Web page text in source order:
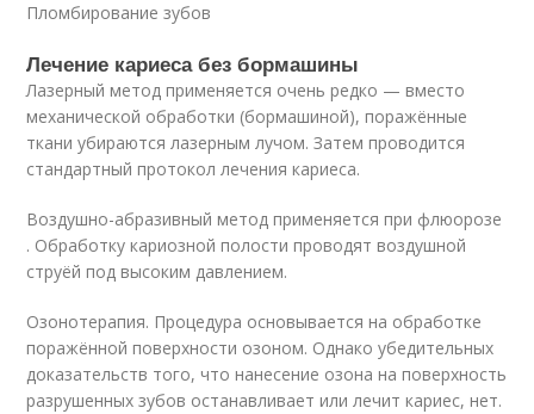
Пломбирование зубов
Лечение кариеса без бормашины
Лазерный метод применяется очень редко — вместо
механической обработки (бормашиной), поражённые
ткани убираются лазерным лучом. Затем проводится
стандартный протокол лечения кариеса.
Воздушно-абразивный метод применяется при флюорозе
. Обработку кариозной полости проводят воздушной
струёй под высоким давлением.
Озонотерапия. Процедура основывается на обработке
поражённой поверхности озоном. Однако убедительных
доказательств того, что нанесение озона на поверхность
разрушенных зубов останавливает или лечит кариес, нет.